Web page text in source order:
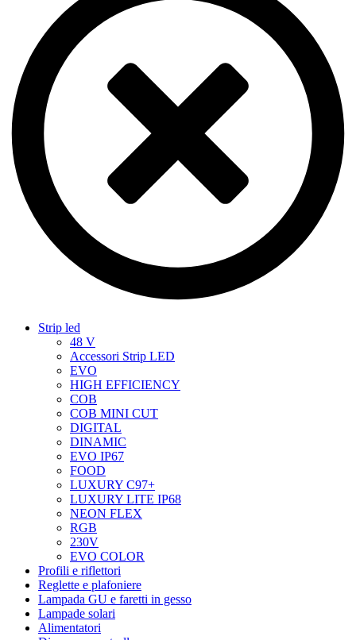
Strip led
48 V
Accessori Strip LED
EVO
HIGH EFFICIENCY
COB
COB MINI CUT
DIGITAL
DINAMIC
EVO IP67
FOOD
LUXURY C97+
LUXURY LITE IP68
NEON FLEX
RGB
230V
EVO COLOR
Profili e riflettori
Reglette e plafoniere
Lampada GU e faretti in gesso
Lampade solari
Alimentatori